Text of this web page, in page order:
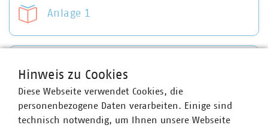
Anlage 1
Anlage 2
Hinweis zu Cookies
Diese Webseite verwendet Cookies, die
personenbezogene Daten verarbeiten. Einige sind
technisch notwendig, um Ihnen unsere Webseite